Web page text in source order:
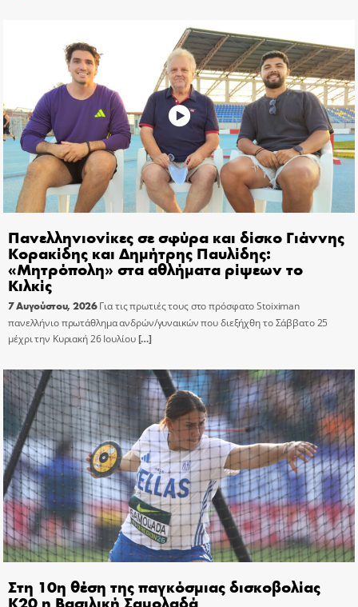
Πανελληνιονίκες σε σφύρα και δίσκο Γιάννης
Κορακίδης και Δημήτρης Παυλίδης:
«Μητρόπολη» στα αθλήματα ρίψεων το
Κιλκίς
7 Αυγούστου, 2026 Για τις πρωτιές τους στο πρόσφατο Stoiximan
πανελλήνιο πρωτάθλημα ανδρών/γυναικών που διεξήχθη το Σάββατο 25
μέχρι την Κυριακή 26 Ιουλίου[…]
Στη 10η θέση της παγκόσμιας δισκοβολίας
Κ20 η Βασιλική Σαμολαδά